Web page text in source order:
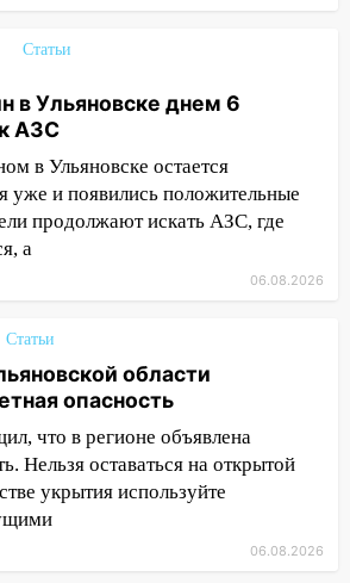
необоснованно
обращении с
на «льготниках»: в
перевозчик
схему с чужими
алиментщик накопил
«Ракетная
территории Ульяновской
разрешил до 1 июля
выпуск и обращение
2, Евро 3, Евро 4
на Рябикова автомобиль
Статьи
в Ульяновске днем 6
АЗС
в Ульяновске остается
уже и появились положительные
продолжают искать АЗС, где
а
06.08.2026
Статьи
области
опасность
что в регионе объявлена
Нельзя оставаться на открытой
укрытия используйте
06.08.2026